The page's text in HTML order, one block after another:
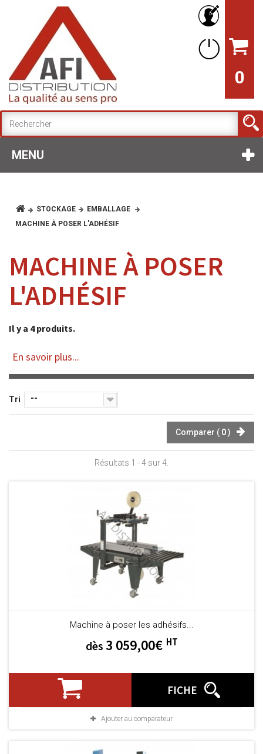
0
MENU
STOCKAGE
EMBALLAGE
MACHINE À POSER L'ADHÉSIF
MACHINE À POSER
L'ADHÉSIF
Il y a 4 produits.
En savoir plus...
Tri --
Comparer ( 0)
Résultats 1 - 4 sur 4.
Machine à poser les adhésifs...
dès 3 059,00€ HT
FICHE
Ajouter au comparateur